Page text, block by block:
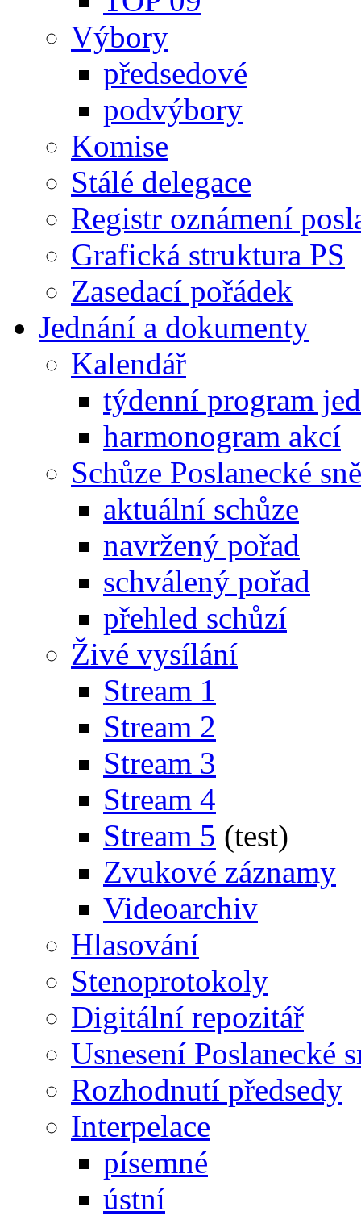
Výbory
předsedové
podvýbory
Komise
Stálé delegace
Registr oznámení
Grafická struktura PS
Zasedací pořádek
Jednání a dokumenty
Kalendář
týdenní program
harmonogram akcí
Schůze Poslanecké
aktuální schůze
navržený pořad
schválený pořad
přehled schůzí
Živé vysílání
Stream 1
Stream 2
Stream 3
Stream 4
Stream 5 (test)
Zvukové záznamy
Videoarchiv
Hlasování
Stenoprotokoly
Digitální repozitář
Usnesení Poslanecké
Rozhodnutí předsedy
Interpelace
písemné
ústní